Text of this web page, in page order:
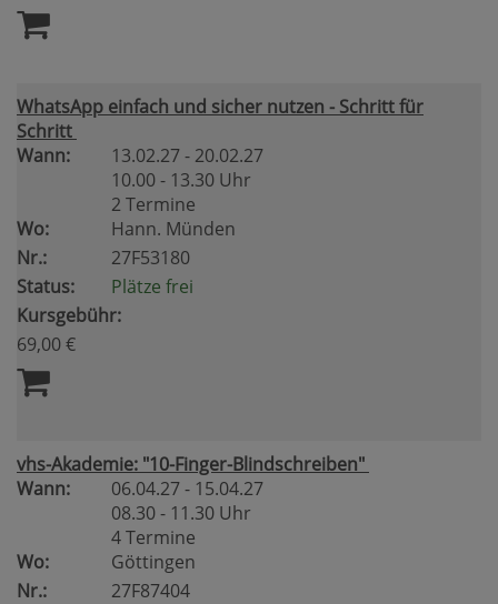
WhatsApp einfach und sicher nutzen - Schritt für
Schritt
Wann:
13.02.27 - 20.02.27
10.00 - 13.30 Uhr
2 Termine
Wo:
Hann. Münden
Nr.:
27F53180
Status:
Plätze frei
Kursgebühr:
69,00 €
vhs-Akademie: "10-Finger-Blindschreiben"
Wann:
06.04.27 - 15.04.27
08.30 - 11.30 Uhr
4 Termine
Wo:
Göttingen
Nr.:
27F87404